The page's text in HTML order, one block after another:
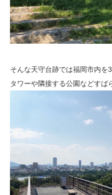
そんな天守台跡では福岡市内を
タワーや隣接する公園などすば